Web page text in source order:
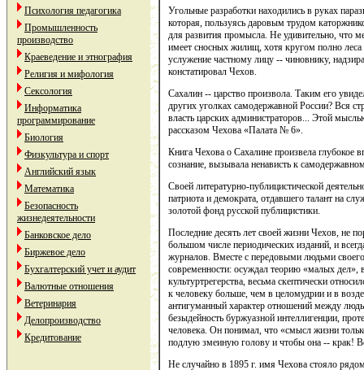
Психология педагогика
Промышленность
производство
Краеведение и этнография
Религия и мифология
Сексология
Информатика
программирование
Биология
Физкультура и спорт
Английский язык
Математика
Безопасность
жизнедеятельности
Банковское дело
Биржевое дело
Бухгалтерский учет и аудит
Валютные отношения
Ветеринария
Делопроизводство
Кредитование
Угольные разработки находились в руках
которая, пользуясь даровым трудом
для развития промысла. Не удивительно, что
имеет сносных жилищ, хотя кругом полно
услужение частному лицу -- чиновнику,
констатировал Чехов.
Сахалин -- царство произвола. Таким его
других уголках самодержавной России? Вся
власть царских администраторов... Этой
рассказом Чехова «Палата № 6».
Книга Чехова о Сахалине произвела глубокое
сознание, вызывала ненависть к
Своей литературно-публицистической
патриота и демократа, отдавшего талант на
золотой фонд русской публицистики.
Последние десять лет своей жизни Чехов, не
большом числе периодических изданий, и
журналов. Вместе с передовыми людьми
современности: осуждал теорию «малых дел»,
культуртрегерства, весьма скептически
к человеку больше, чем в целомудрии и в
антигуманный характер отношений между
безыдейность буржуазной интеллигенции,
человека. Он понимал, что «смысл жизни
подлую змеиную голову и чтобы она -- крак!
Не случайно в 1895 г. имя Чехова стояло